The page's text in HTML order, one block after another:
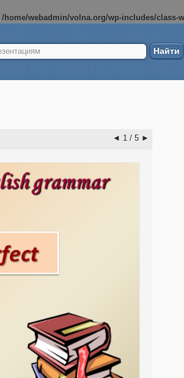
/home/webadmin/volna.org/wp-includes/class-
◄ 1 / 5 ►